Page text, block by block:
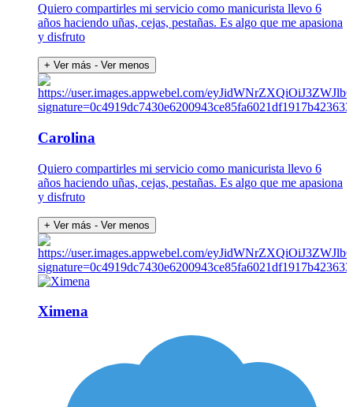
Quiero compartirles mi servicio como manicurista llevo 6
años haciendo uñas, cejas, pestañas. Es algo que me apasiona
y disfruto
+ Ver más - Ver menos
Carolina
Quiero compartirles mi servicio como manicurista llevo 6
años haciendo uñas, cejas, pestañas. Es algo que me apasiona
y disfruto
+ Ver más - Ver menos
Ximena